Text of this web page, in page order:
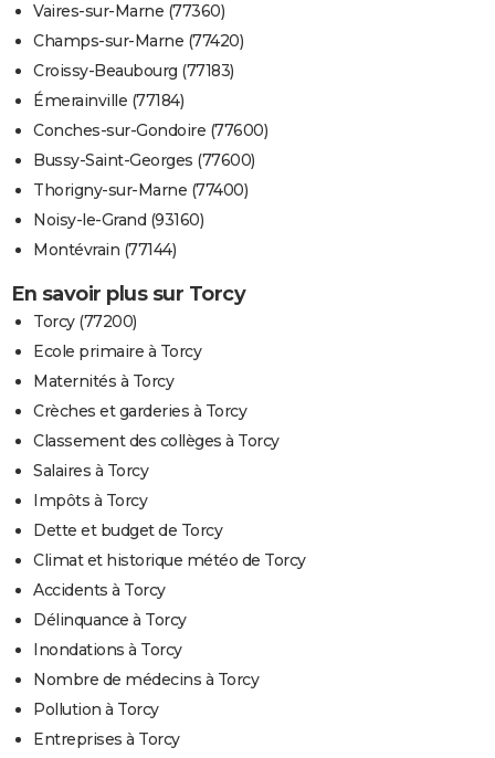
Vaires-sur-Marne (77360)
Champs-sur-Marne (77420)
Croissy-Beaubourg (77183)
Émerainville (77184)
Conches-sur-Gondoire (77600)
Bussy-Saint-Georges (77600)
Thorigny-sur-Marne (77400)
Noisy-le-Grand (93160)
Montévrain (77144)
En savoir plus sur Torcy
Torcy (77200)
Ecole primaire à Torcy
Maternités à Torcy
Crèches et garderies à Torcy
Classement des collèges à Torcy
Salaires à Torcy
Impôts à Torcy
Dette et budget de Torcy
Climat et historique météo de Torcy
Accidents à Torcy
Délinquance à Torcy
Inondations à Torcy
Nombre de médecins à Torcy
Pollution à Torcy
Entreprises à Torcy